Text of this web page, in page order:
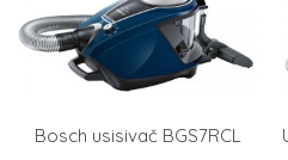
Bosch usisivač BGS7RCL